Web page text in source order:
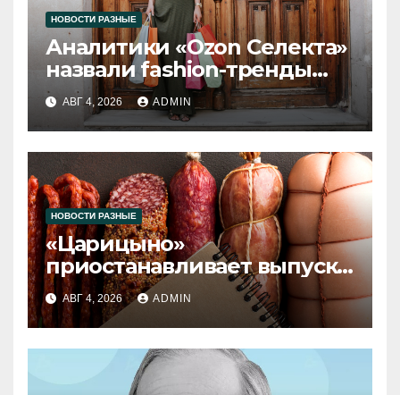
НОВОСТИ РАЗНЫЕ
Аналитики «Ozon Селекта»
назвали fashion-тренды
2026 года
АВГ 4, 2026 ADMIN
НОВОСТИ РАЗНЫЕ
«Царицыно»
приостанавливает выпуск
продукции
АВГ 4, 2026 ADMIN